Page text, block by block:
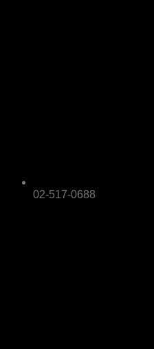
02-517-0688